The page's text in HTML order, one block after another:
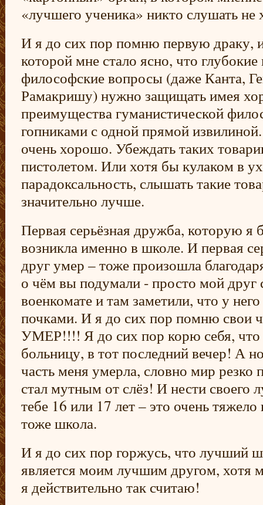
«лучшего ученика» никто слушать не
И я до сих пор помню первую драку,
которой мне стало ясно, что
философские вопросы (даже Канта,
Рамакришу) нужно защищать имея
преимущества гуманистической
гопниками с одной прямой
очень хорошо. Убеждать таких
пистолетом. Или хотя бы кулаком в
парадоксальность, слышать такие
значительно лучше.
Первая серьёзная дружба, которую я
возникла именно в школе. И первая
друг умер – тоже произошла
о чём вы подумали - просто мой друг
военкомате и там заметили, что у
почками. И я до сих пор помню свои
УМЕР!!!! Я до сих пор корю себя, что
больницу, в тот последний вечер! А
часть меня умерла, словно мир резко
стал мутным от слёз! И нести своего
тебе 16 или 17 лет – это очень
тоже школа.
И я до сих пор горжусь, что лучший
является моим лучшим другом, хотя
я действительно так считаю!